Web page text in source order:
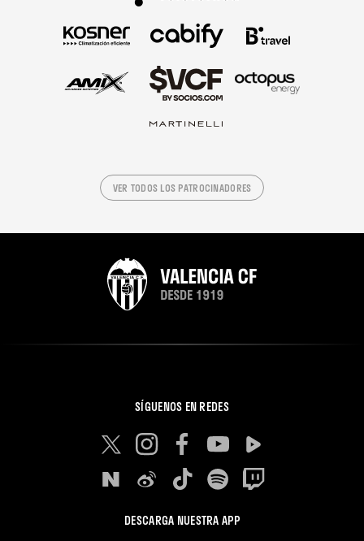
VER TODOS LOS PATROCINADORES
SÍGUENOS EN REDES
DESCARGA NUESTRA APP